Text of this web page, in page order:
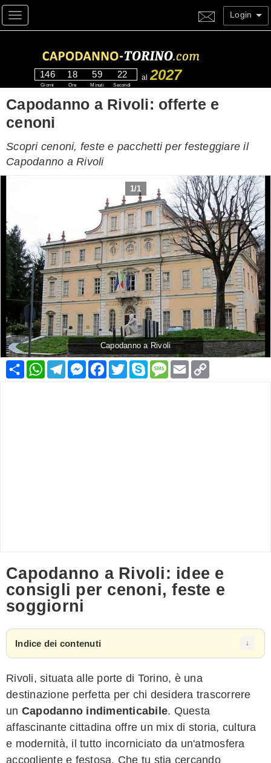
Toggle navigation Login
146
Giorni
18
Ore
59
Minuti
21
Secondi
al 2027
Capodanno a Rivoli: offerte e
cenoni
Scopri cenoni, feste e pacchetti per festeggiare il
Capodanno a Rivoli
1/1
Capodanno a Rivoli
Condividi
WhatsApp
Telegram
Messenger
Facebook
TwitterSkypeMessage
Email
Capodanno a Rivoli: idee e
consigli per cenoni, feste e
soggiorni
Indice dei contenuti
Rivoli, situata alle porte di Torino, è una
destinazione perfetta per chi desidera trascorrere
un Capodanno indimenticabile. Questa
affascinante cittadina offre un mix di storia, cultura
e modernità, il tutto incorniciato da un'atmosfera
accogliente e festosa. Che tu stia cercando